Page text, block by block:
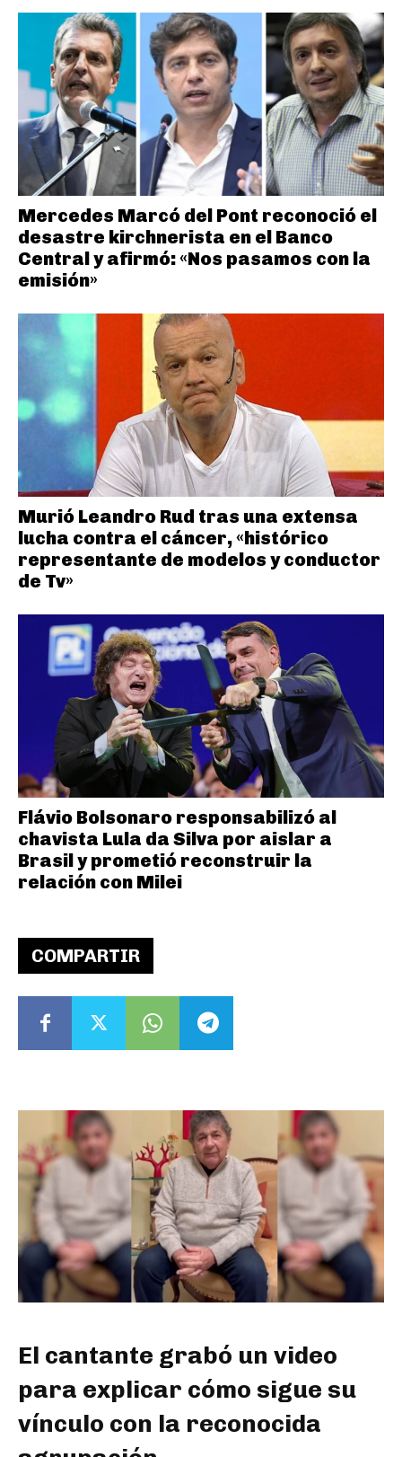
COMPARTIR
El cantante grabó un video
para explicar cómo sigue su
vínculo con la reconocida
Mercedes Marcó del Pont reconoció el
desastre kirchnerista en el Banco
Central y afirmó: «Nos pasamos con la
emisión»
Murió Leandro Rud tras una extensa
lucha contra el cáncer, «histórico
representante de modelos y conductor
de Tv»
Flávio Bolsonaro responsabilizó al
chavista Lula da Silva por aislar a
Brasil y prometió reconstruir la
relación con Milei